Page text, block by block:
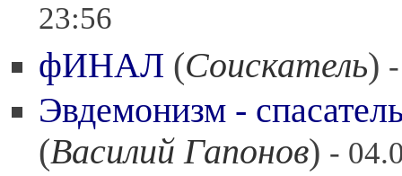
23:56
фИНАЛ (Соискатель)
Эвдемонизм -
(Василий Гапонов) -